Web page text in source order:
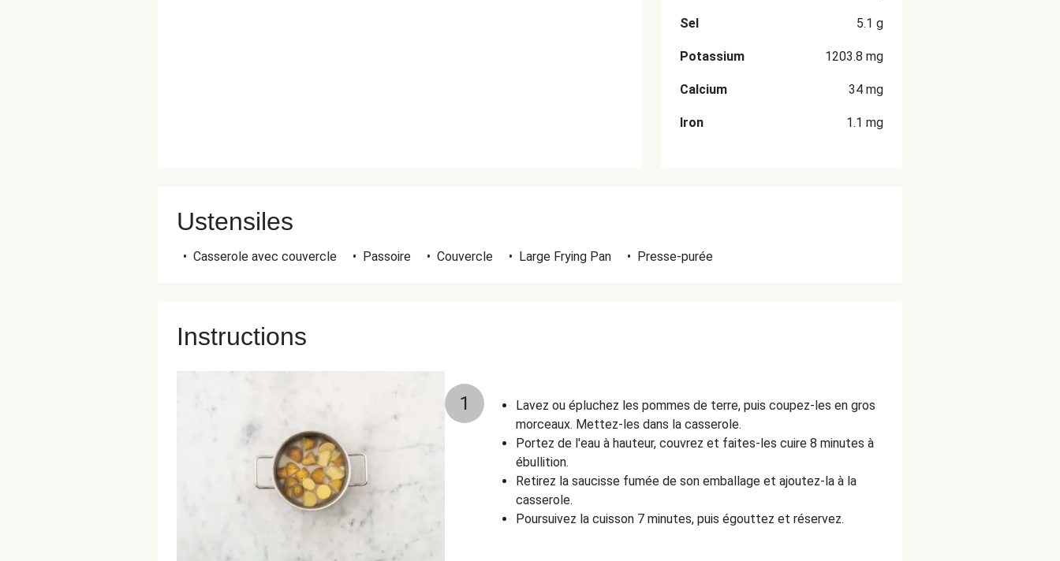
Sel 5.1 g
Potassium 1203.8 mg
Calcium 34 mg
Iron 1.1 mg
Ustensiles
• Casserole avec couvercle • Passoire • Couvercle • Large Frying Pan • Presse-purée
Instructions
1
Lavez ou épluchez les pommes de terre, puis coupez-les en gros
morceaux. Mettez-les dans la casserole.
Portez de l'eau à hauteur, couvrez et faites-les cuire 8 minutes à
ébullition.
Retirez la saucisse fumée de son emballage et ajoutez-la à la
casserole.
Poursuivez la cuisson 7 minutes, puis égouttez et réservez.